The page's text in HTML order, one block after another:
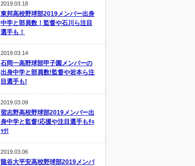
2019.03.18
東邦高校野球部2019メンバー出身
中学と部員数！監督や石川ら注目
選手も！
2019.03.14
石岡一高野球部甲子園メンバーの
出身中学と部員数!監督や岩本ら注
目選手も!
2019.03.09
習志野高校野球部2019メンバー出
身中学と監督!応援や注目選手もﾁｪ
ｯｸ!
2019.03.06
龍谷大平安高校野球部2019メンバ